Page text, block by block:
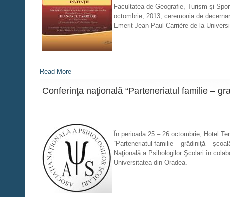
Facultatea de Geografie, Turism şi
octombrie, 2013, ceremonia de
Emerit Jean-Paul Carrière de la
Read More
Conferinţa naţională “Parteneriatul familie –
În perioada 25 – 26 octombrie, Hotel
“Parteneriatul familie – grădiniţă –
Naţională a Psihologilor Şcolari în
Universitatea din Oradea.